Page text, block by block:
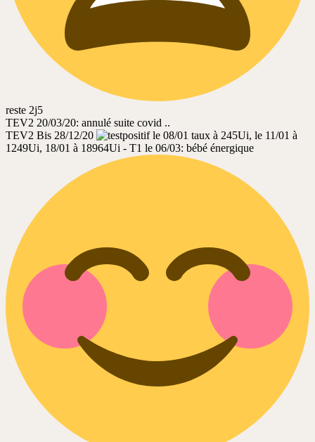
reste 2j5
TEV2 20/03/20: annulé suite covid ..
TEV2 Bis 28/12/20
le 08/01 taux à 245Ui, le 11/01 à
1249Ui, 18/01 à 18964Ui - T1 le 06/03: bébé énergique